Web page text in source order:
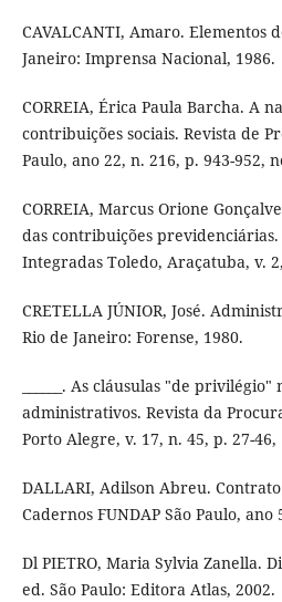
CAVALCANTI, Amaro. Elementos
Janeiro: Imprensa Nacional, 1986.
CORREIA, Érica Paula Barcha. A
contribuições sociais. Revista de
Paulo, ano 22, n. 216, p. 943-952,
CORREIA, Marcus Orione
das contribuições previdenciárias.
Integradas Toledo, Araçatuba, v.
CRETELLA JÚNIOR, José.
Rio de Janeiro: Forense, 1980.
______. As cláusulas "de
administrativos. Revista da
Porto Alegre, v. 17, n. 45, p. 27-46,
DALLARI, Adilson Abreu.
Cadernos FUNDAP São Paulo, ano
Dl PIETRO, Maria Sylvia Zanella.
ed. São Paulo: Editora Atlas, 2002.